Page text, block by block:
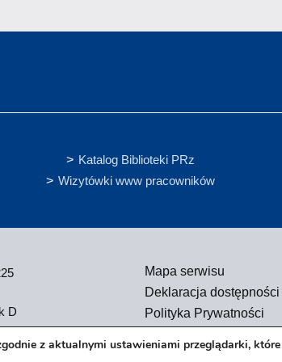
Katalog Biblioteki PRz
Wizytówki www pracowników
D
Mapa serwisu
Deklaracja dostępności
Polityka Prywatności
z aktualnymi ustawieniami przeglądarki,